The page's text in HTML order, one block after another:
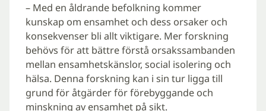
– Med en åldrande befolkning kommer
kunskap om ensamhet och dess orsaker och
konsekvenser bli allt viktigare. Mer forskning
behövs för att bättre förstå orsakssambanden
mellan ensamhetskänslor, social isolering och
hälsa. Denna forskning kan i sin tur ligga till
grund för åtgärder för förebyggande och
minskning av ensamhet på sikt.